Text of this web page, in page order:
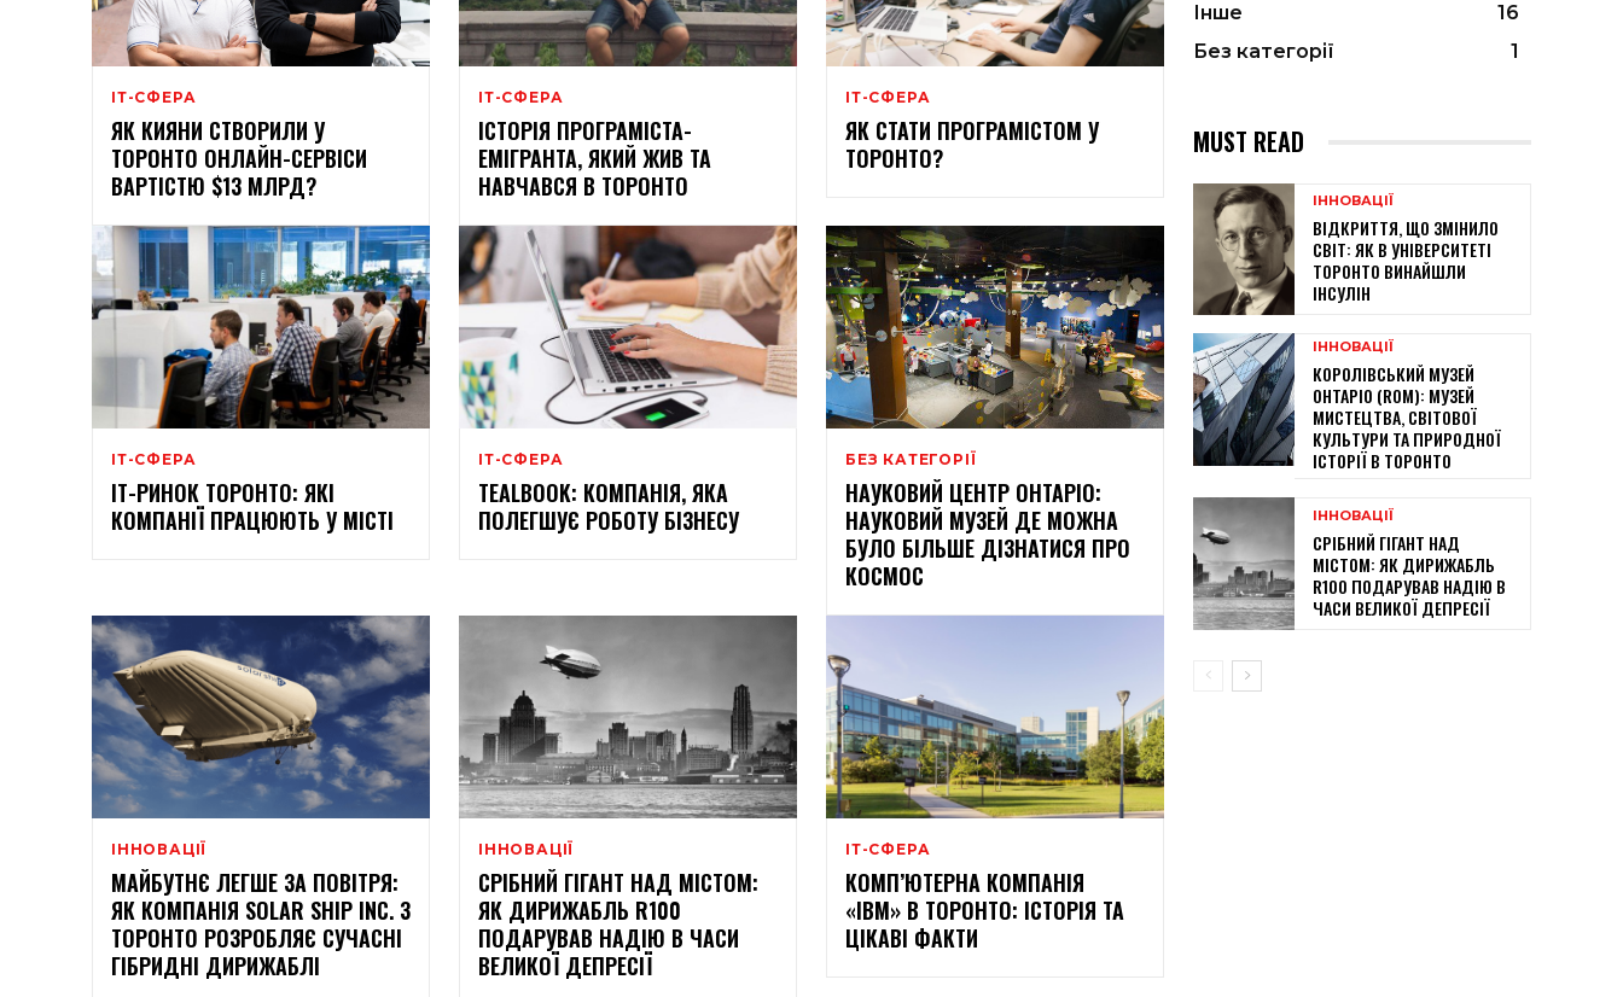
ІТ-СФЕРА
ЯК КИЯНИ СТВОРИЛИ У
ТОРОНТО ОНЛАЙН-СЕРВІСИ
ВАРТІСТЮ $13 МЛРД?
ІТ-СФЕРА
ІСТОРІЯ ПРОГРАМІСТА-
ЕМІГРАНТА, ЯКИЙ ЖИВ ТА
НАВЧАВСЯ В ТОРОНТО
ІТ-СФЕРА
ЯК СТАТИ ПРОГРАМІСТОМ У
ТОРОНТО?
ІТ-СФЕРА
ІТ-РИНОК ТОРОНТО: ЯКІ
КОМПАНІЇ ПРАЦЮЮТЬ У МІСТІ
ІТ-СФЕРА
TEALBOOK: КОМПАНІЯ, ЯКА
ПОЛЕГШУЄ РОБОТУ БІЗНЕСУ
БЕЗ КАТЕГОРІЇ
НАУКОВИЙ ЦЕНТР ОНТАРІО:
НАУКОВИЙ МУЗЕЙ ДЕ МОЖНА
БУЛО БІЛЬШЕ ДІЗНАТИСЯ ПРО
КОСМОС
ІННОВАЦІЇ
МАЙБУТНЄ ЛЕГШЕ ЗА ПОВІТРЯ:
ЯК КОМПАНІЯ SOLAR SHIP INC. З
ТОРОНТО РОЗРОБЛЯЄ СУЧАСНІ
ГІБРИДНІ ДИРИЖАБЛІ
ІННОВАЦІЇ
СРІБНИЙ ГІГАНТ НАД МІСТОМ:
ЯК ДИРИЖАБЛЬ R100
ПОДАРУВАВ НАДІЮ В ЧАСИ
ВЕЛИКОЇ ДЕПРЕСІЇ
ІТ-СФЕРА
КОМП’ЮТЕРНА КОМПАНІЯ
«IBM» В ТОРОНТО: ІСТОРІЯ ТА
ЦІКАВІ ФАКТИ
Інше
16
Без категорії
1
MUST READ
ІННОВАЦІЇ
ВІДКРИТТЯ, ЩО ЗМІНИЛО
СВІТ: ЯК В УНІВЕРСИТЕТІ
ТОРОНТО ВИНАЙШЛИ
ІНСУЛІН
ІННОВАЦІЇ
КОРОЛІВСЬКИЙ МУЗЕЙ
ОНТАРІО (ROM): МУЗЕЙ
МИСТЕЦТВА, СВІТОВОЇ
КУЛЬТУРИ ТА ПРИРОДНОЇ
ІСТОРІЇ В ТОРОНТО
ІННОВАЦІЇ
СРІБНИЙ ГІГАНТ НАД
МІСТОМ: ЯК ДИРИЖАБЛЬ
R100 ПОДАРУВАВ НАДІЮ В
ЧАСИ ВЕЛИКОЇ ДЕПРЕСІЇ